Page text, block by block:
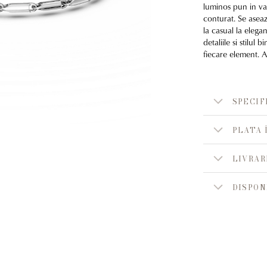
luminos pun in
conturat. Se
la casual la
detaliile si stilul
fiecare element.
PLATA